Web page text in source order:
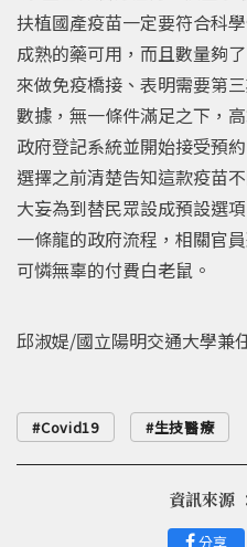
扶植國產疫苗一定要符合科
成熟的藥可用，而且數量夠
來做免疫橋接、表明需要第
數據，無一條件滿足之下，
政府登記系統並開始接受預
選擇之前清楚告知這款疫苗
大妄為到替民眾設成預設選
一條龍的政府流程，相關官
可憐無辜的付費白老鼠。
邱淑媞/國立陽明交通大學兼
Covid19 生技醫療
分享
資訊來源